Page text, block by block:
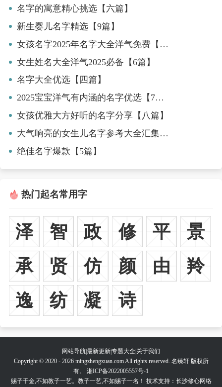
名字的寓意精心挑选【六篇】
新生婴儿名字精选【9篇】
女孩名字2025年名字大全洋气免费【7篇】
女生姓名大全洋气2025必备【6篇】
名字大全优选【四篇】
2025宝宝洋气有内涵的名字优选【7篇】
女孩优雅大方好听的名字分享【八篇】
大气响亮的女生儿名字参考大全汇集【8篇】
绝佳名字爆款【5篇】
热门起名常用字
泽 智 政 修 平
景
承
贤 仿 颜 由
羚
逸
纺 凝 诗
网站导航最新更新专题大全 关于我们
Copyright © 2020 - 2026 mingzhengxuan.com All rights reserved. 名臻轩 版权所
有。 湘ICP备2022005557号-1
赐子千金,不如教子一艺。教子一艺,不如赐子一名！ 技术支持：长沙修心网络